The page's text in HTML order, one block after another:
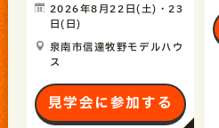
2026年8月22日(土)・23
日(日)
泉南市信達牧野モデルハウ
ス
見学会に参加する